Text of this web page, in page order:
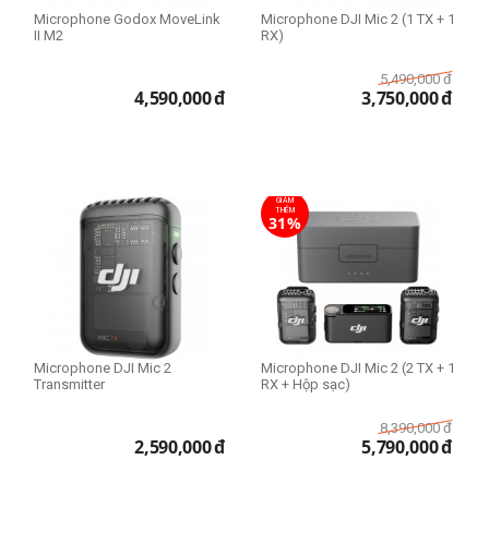
Microphone Godox MoveLink
II M2
4,590,000đ
Microphone DJI Mic 2 (1 TX + 1
RX)
5,490,000 đ
3,750,000đ
Microphone DJI Mic 2
Transmitter
2,590,000đ
GIẢM
THÊM
31%
Microphone DJI Mic 2 (2 TX + 1
RX + Hộp sạc)
8,390,000 đ
5,790,000đ